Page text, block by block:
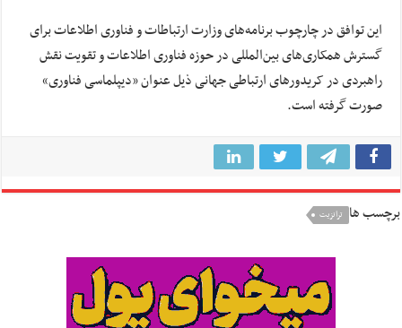
این توافق در چارچوب برنامه‌های وزارت ارتباطات و فناوری اطلاعات برای
گسترش همکاری‌های بین‌المللی در حوزه فناوری اطلاعات و تقویت نقش
راهبردی در کریدورهای ارتباطی جهانی ذیل عنوان «دیپلماسی فناوری»
صورت گرفته است.
برچسب ها ترانزیت